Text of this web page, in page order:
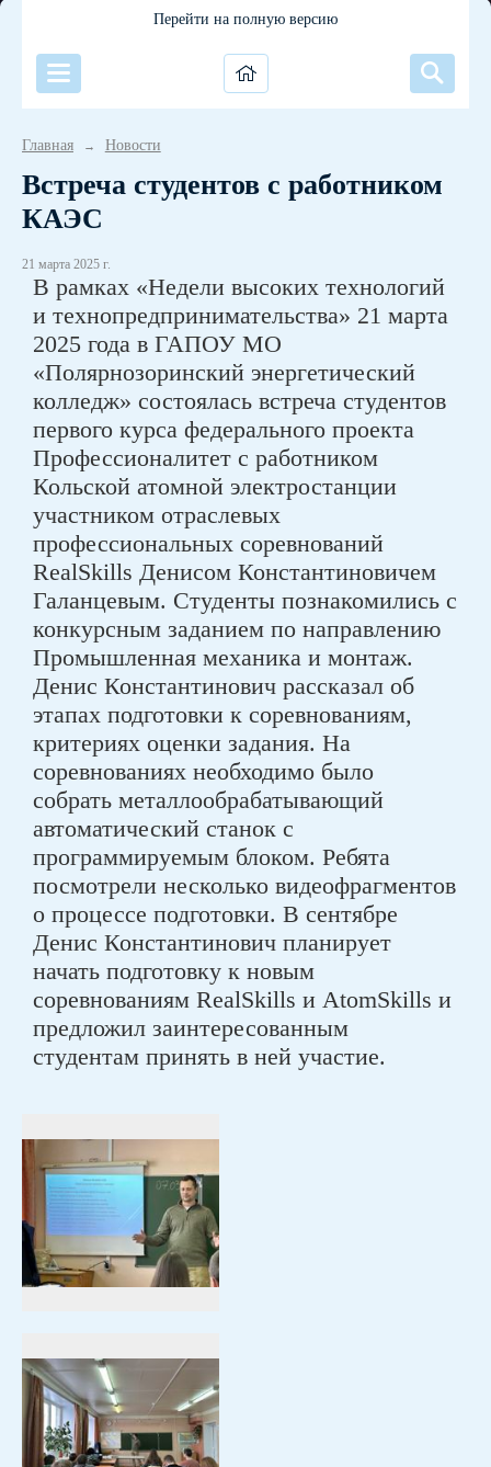
Перейти на полную версию
Главная → Новости
Встреча студентов с работником
КАЭС
21 марта 2025 г.
В рамках «Недели высоких технологий
и технопредпринимательства» 21 марта
2025 года в ГАПОУ МО
«Полярнозоринский энергетический
колледж» состоялась встреча студентов
первого курса федерального проекта
Профессионалитет с работником
Кольской атомной электростанции
участником отраслевых
профессиональных соревнований
RealSkills Денисом Константиновичем
Галанцевым. Студенты познакомились с
конкурсным заданием по направлению
Промышленная механика и монтаж.
Денис Константинович рассказал об
этапах подготовки к соревнованиям,
критериях оценки задания. На
соревнованиях необходимо было
собрать металлообрабатывающий
автоматический станок с
программируемым блоком. Ребята
посмотрели несколько видеофрагментов
о процессе подготовки. В сентябре
Денис Константинович планирует
начать подготовку к новым
соревнованиям RealSkills и АtomSkills и
предложил заинтересованным
студентам принять в ней участие.